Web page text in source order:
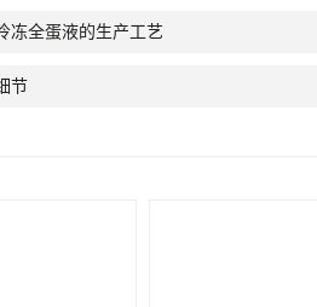
冻全蛋液的生产工艺
节